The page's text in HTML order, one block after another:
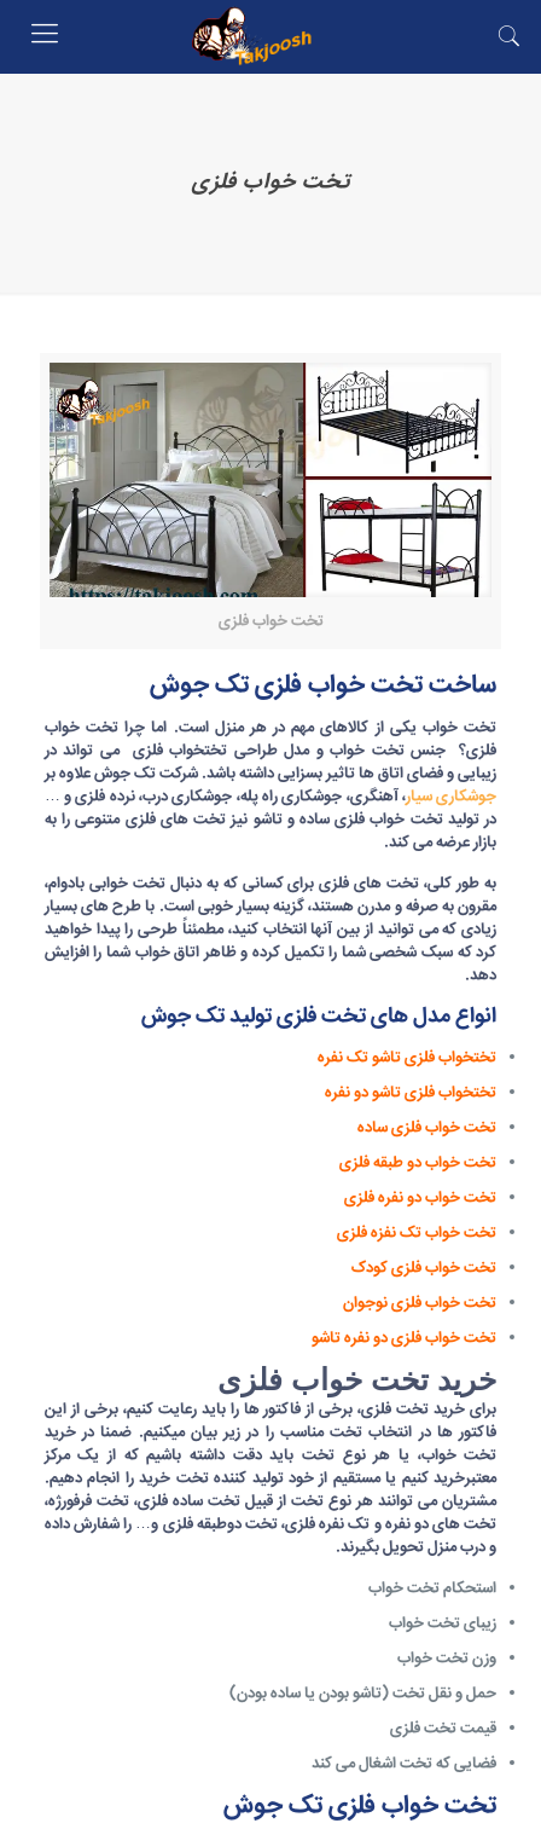
تخت خواب فلزی
تخت خواب فلزی
ساخت تخت خواب فلزی تک جوش
تخت خوابیکی از کالاهای مهم در هر منزل است. اما چرا تخت خواب
فلزی؟ جنس تخت خوابومدل طراحی تختخواب فلزی می تواند در
زیبایی و فضای اتاق ها تاثیر بسزایی داشته باشد. شرکتتک جوشعلاوه بر
جوشکاری سیار، آهنگری، جوشکاری راه پله، جوشکاری درب،نرده فلزیو …
درتولید تخت خواب فلزی ساده و تاشو نیز تخت های فلزی متنوعی را به
بازار عرضه می کند.
به طور کلی، تخت های فلزی برای کسانی که به دنبال تخت خوابی بادوام،
مقرون به صرفه و مدرن هستند، گزینه بسیار خوبی است. با طرح های بسیار
زیادی که می توانید از بین آنها انتخاب کنید، مطمئناً طرحی را پیدا خواهید
کرد که سبک شخصی شما را تکمیل کرده و ظاهر اتاق خواب شما را افزایش
دهد.
انواع مدل های تخت فلزی تولید تک جوش
تختخواب فلزی تاشو تک نفره
تختخواب فلزی تاشو دو نفره
تخت خواب فلزی ساده
تخت خواب دو طبقه فلزی
تخت خواب دو نفره فلزی
تخت خواب تک نفزه فلزی
تخت خواب فلزی کودک
تخت خواب فلزی نوجوان
تخت خواب فلزی دو نفره تاشو
خرید تخت خواب فلزی
برای خرید تخت فلزی، برخی از فاکتور ها را باید رعایت کنیم، برخی از این
فاکتور ها در انتخاب تخت مناسب را در زیر بیان میکنیم. ضمنا در خرید
تخت خواب، یا هر نوع تخت باید دقت داشته باشیم که از یک مرکز
معتبرخرید کنیم یا مستقیم از خودتولید کننده تخت خرید را انجام دهیم.
مشتریان می توانند هر نوع تخت از قبیل تخت ساده فلزی، تخت فرفورژه،
تخت های دو نفره و تک نفره فلزی، تخت دوطبقه فلزی و… را شفارش داده
و درب منزل تحویل بگیرند.
استحکام تخت خواب
زیبای تخت خواب
وزن تخت خواب
حمل و نقل تخت (تاشو بودن یا ساده بودن)
قیمت تخت فلزی
فضایی که تخت اشغال می کند
تخت خواب فلزی تک جوش